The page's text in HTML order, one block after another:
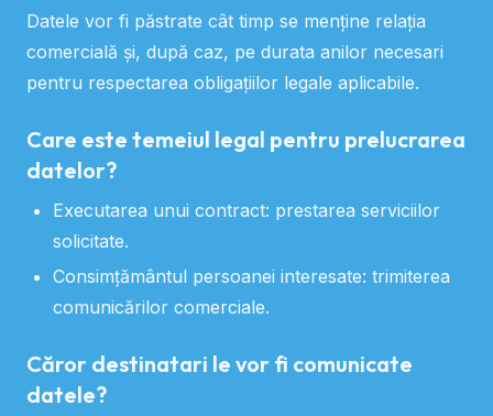
Datele vor fi păstrate cât timp se menține relația
comercială și, după caz, pe durata anilor necesari
pentru respectarea obligațiilor legale aplicabile.
Care este temeiul legal pentru prelucrarea
datelor?
Executarea unui contract: prestarea serviciilor
solicitate.
Consimțământul persoanei interesate: trimiterea
comunicărilor comerciale.
Căror destinatari le vor fi comunicate
datele?